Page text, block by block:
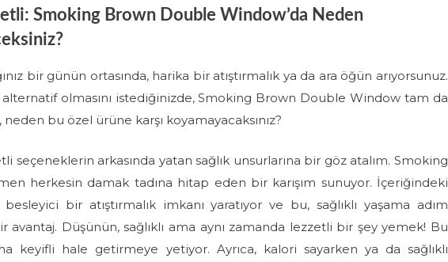
Smoking Brown Double Window’da Neden
bir günün ortasında, harika bir atıştırmalık ya da ara öğün arıyorsunuz.
alternatif olmasını istediğinizde, Smoking Brown Double Window tam da
neden bu özel ürüne karşı koyamayacaksınız?
seçeneklerin arkasında yatan sağlık unsurlarına bir göz atalım. Smoking
herkesin damak tadına hitap eden bir karışım sunuyor. İçeriğindeki
bir atıştırmalık imkanı yaratıyor ve bu, sağlıklı yaşama adım
avantaj. Düşünün, sağlıklı ama aynı zamanda lezzetli bir şey yemek! Bu
keyifli hale getirmeye yetiyor. Ayrıca, kalori sayarken ya da sağlıklı